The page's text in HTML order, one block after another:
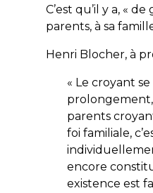
C’est qu’il y a, « de
parents, à sa
Henri Blocher, à
« Le croyant
prolongement,
parents
foi familiale,
encore
existence est